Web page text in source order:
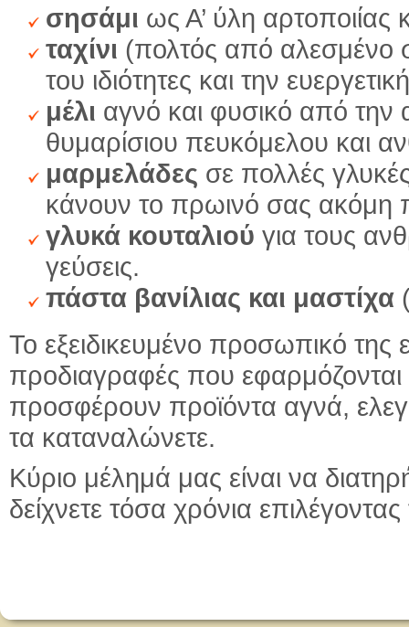
σησάμι ως Α’ ύλη αρτοποιίας
ταχίνι (πολτός από αλεσμένο
του ιδιότητες και την
μέλι αγνό και φυσικό από την
θυμαρίσιου πευκόμελου και
μαρμελάδες σε πολλές
κάνουν το πρωινό σας ακόμη
γλυκά κουταλιού για τους
γεύσεις.
πάστα βανίλιας και μαστίχα
Το εξειδικευμένο προσωπικό της
προδιαγραφές που
προσφέρουν προϊόντα αγνά,
τα καταναλώνετε.
Κύριο μέλημά μας είναι να
δείχνετε τόσα χρόνια